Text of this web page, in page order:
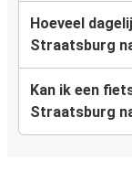
Hoeveel
Straatsburg
Kan ik een
Straatsburg